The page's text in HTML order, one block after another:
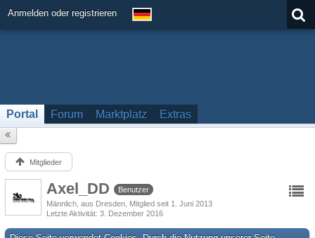
Anmelden oder registrieren
Portal Forum Marktplatz Extras
Mitglieder
Axel_DD
Benutzer
Männlich aus Dresden Mitglied seit 1. Juni 2013
Letzte Aktivität 3. Dezember 2016